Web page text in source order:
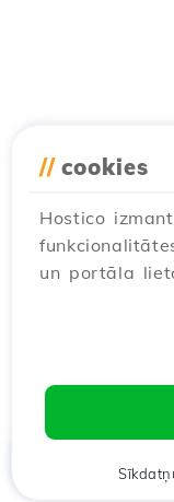
// cookies
Hostico
un portāla